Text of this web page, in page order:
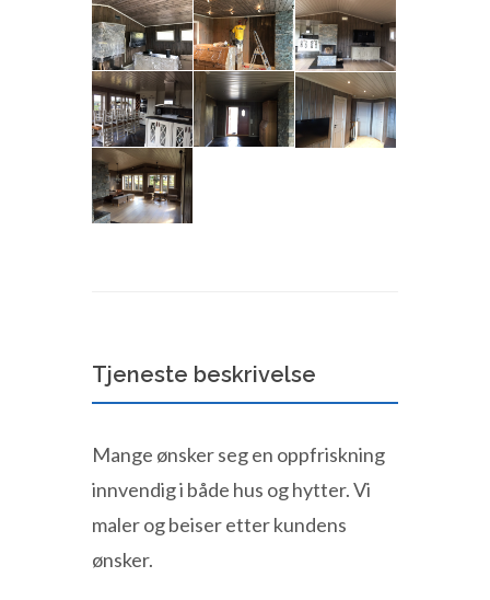
Tjeneste beskrivelse
Mange ønsker seg en oppfriskning
innvendig i både hus og hytter. Vi
maler og beiser etter kundens
ønsker.